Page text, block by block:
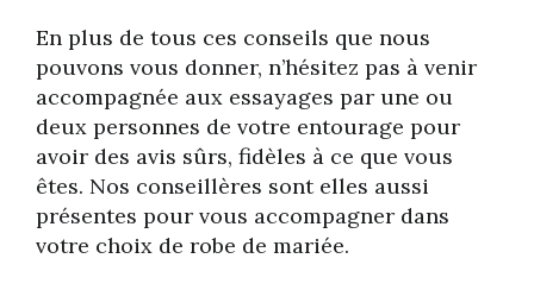
En plus de tous ces conseils que nous
pouvons vous donner, n’hésitez pas à venir
accompagnée aux essayages par une ou
deux personnes de votre entourage pour
avoir des avis sûrs, fidèles à ce que vous
êtes. Nos conseillères sont elles aussi
présentes pour vous accompagner dans
votre choix de robe de mariée.